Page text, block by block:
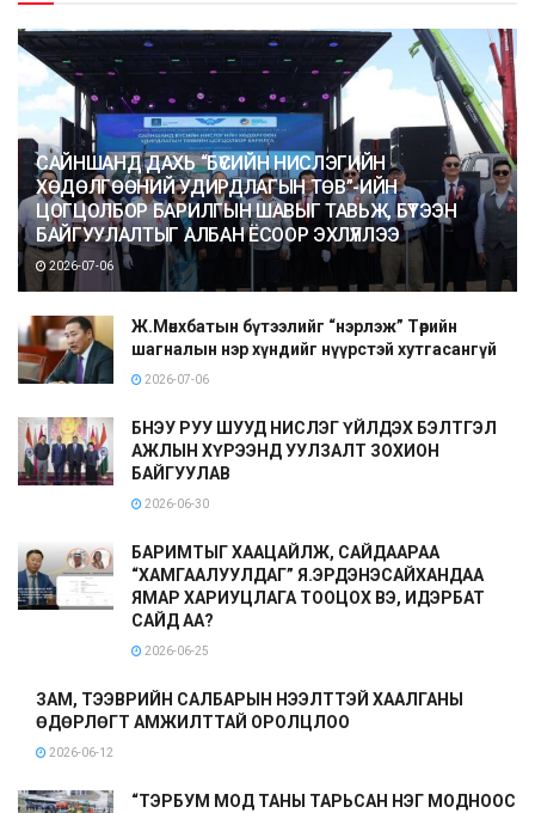
САЙНШАНД ДАХЬ “БҮСИЙН НИСЛЭГИЙН
ХӨДӨЛГӨӨНИЙ УДИРДЛАГЫН ТӨВ”-ИЙН
ЦОГЦОЛБОР БАРИЛГЫН ШАВЫГ ТАВЬЖ, БҮТЭЭН
БАЙГУУЛАЛТЫГ АЛБАН ЁСООР ЭХЛҮҮЛЛЭЭ
2026-07-06
Ж.Мөнхбатын бүтээлийг “нэрлэж” Төрийн
шагналын нэр хүндийг нүүрстэй хутгасангүй
2026-07-06
БНЭУ РУУ ШУУД НИСЛЭГ ҮЙЛДЭХ БЭЛТГЭЛ
АЖЛЫН ХҮРЭЭНД УУЛЗАЛТ ЗОХИОН
БАЙГУУЛАВ
2026-06-30
БАРИМТЫГ ХААЦАЙЛЖ, САЙДААРАА
“ХАМГААЛУУЛДАГ” Я.ЭРДЭНЭСАЙХАНДАА
ЯМАР ХАРИУЦЛАГА ТООЦОХ ВЭ, ИДЭРБАТ
САЙД АА?
2026-06-25
ЗАМ, ТЭЭВРИЙН САЛБАРЫН НЭЭЛТТЭЙ ХААЛГАНЫ
ӨДӨРЛӨГТ АМЖИЛТТАЙ ОРОЛЦЛОО
2026-06-12
“ТЭРБУМ МОД ТАНЫ ТАРЬСАН НЭГ МОДНООС